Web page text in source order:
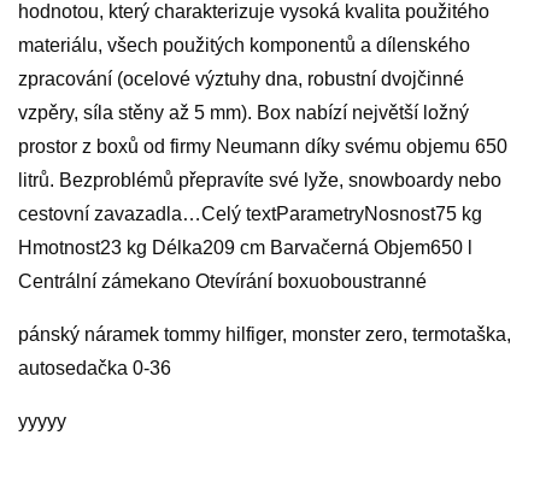
hodnotou, který charakterizuje vysoká kvalita použitého
materiálu, všech použitých komponentů a dílenského
zpracování (ocelové výztuhy dna, robustní dvojčinné
vzpěry, síla stěny až 5 mm). Box nabízí největší ložný
prostor z boxů od firmy Neumann díky svému objemu 650
litrů. Bezproblémů přepravíte své lyže, snowboardy nebo
cestovní zavazadla…Celý textParametryNosnost75 kg
Hmotnost23 kg Délka209 cm Barvačerná Objem650 l
Centrální zámekano Otevírání boxuoboustranné
pánský náramek tommy hilfiger, monster zero, termotaška,
autosedačka 0-36
yyyyy